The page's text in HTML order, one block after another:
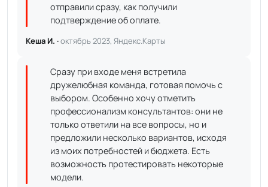
отправили сразу, как получили
подтверждение об оплате.
Кеша И. ·октябрь 2023, Яндекс.Карты
Сразу при входе меня встретила
дружелюбная команда, готовая помочь с
выбором. Особенно хочу отметить
профессионализм консультантов: они не
только ответили на все вопросы, но и
предложили несколько вариантов, исходя
из моих потребностей и бюджета. Есть
возможность протестировать некоторые
модели.